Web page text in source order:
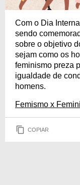
Com o Dia
sendo
sobre o objetivo
sejam como os
feminismo preza
igualdade de
homens.
Femismo x
COPIAR